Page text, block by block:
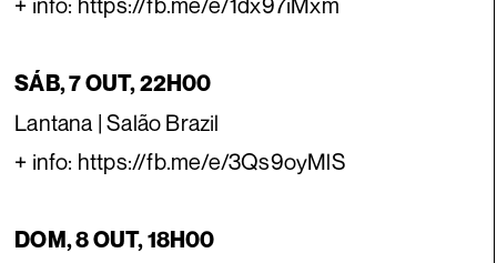
SÁB, 7 OUT, 22H00
Lantana | Salão Brazil
+ info: https://fb.me/e/3Qs9oyMlS
DOM, 8 OUT, 18H00